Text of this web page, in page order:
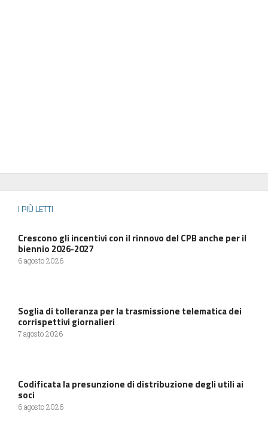
I PIÙ LETTI
Crescono gli incentivi con il rinnovo del CPB anche per il
biennio 2026-2027
6 agosto 2026
Soglia di tolleranza per la trasmissione telematica dei
corrispettivi giornalieri
7 agosto 2026
Codificata la presunzione di distribuzione degli utili ai
soci
6 agosto 2026